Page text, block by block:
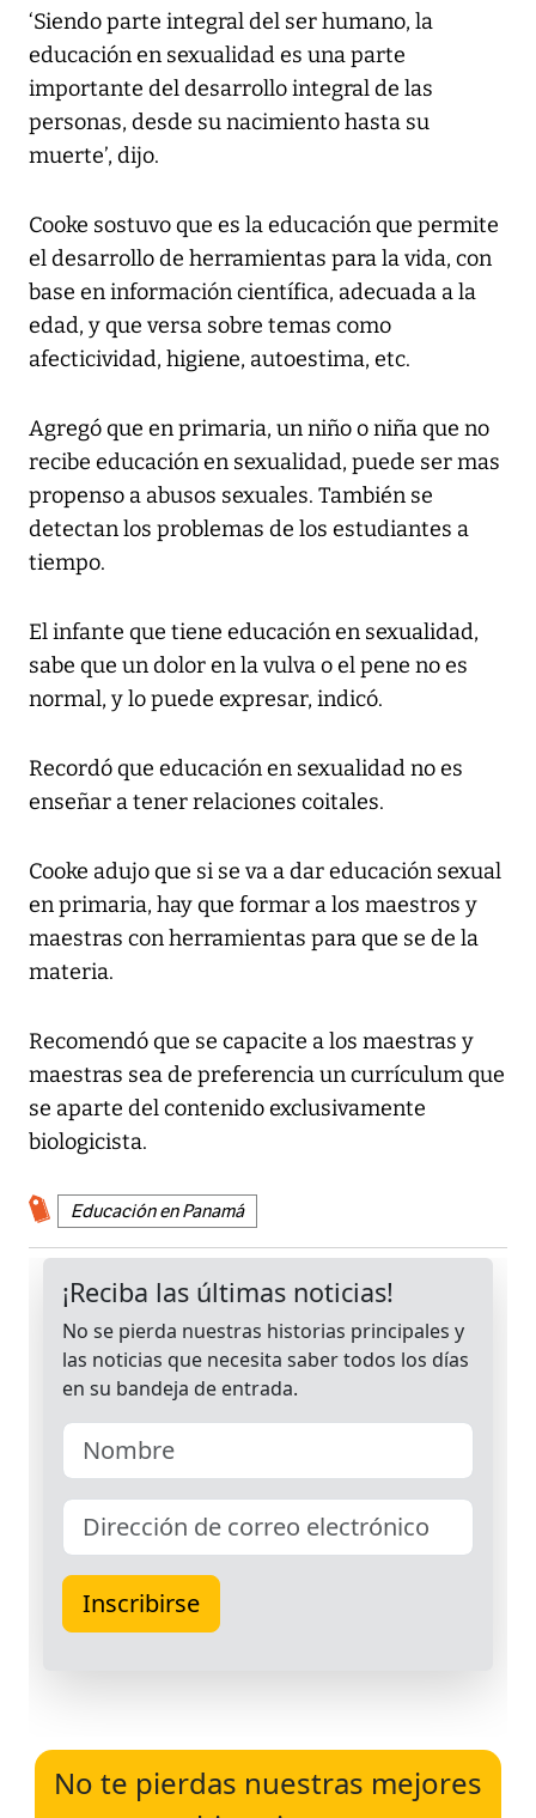
‘Siendo parte integral del ser humano, la
educación en sexualidad es una parte
importante del desarrollo integral de las
personas, desde su nacimiento hasta su
muerte’, dijo.
Cooke sostuvo que es la educación que permite
el desarrollo de herramientas para la vida, con
base en información científica, adecuada a la
edad, y que versa sobre temas como
afecticividad, higiene, autoestima, etc.
Agregó que en primaria, un niño o niña que no
recibe educación en sexualidad, puede ser mas
propenso a abusos sexuales. También se
detectan los problemas de los estudiantes a
tiempo.
El infante que tiene educación en sexualidad,
sabe que un dolor en la vulva o el pene no es
normal, y lo puede expresar, indicó.
Recordó que educación en sexualidad no es
enseñar a tener relaciones coitales.
Cooke adujo que si se va a dar educación sexual
en primaria, hay que formar a los maestros y
maestras con herramientas para que se de la
materia.
Recomendó que se capacite a los maestras y
maestras sea de preferencia un currículum que
se aparte del contenido exclusivamente
biologicista.
Educación en Panamá
No te pierdas nuestras mejores